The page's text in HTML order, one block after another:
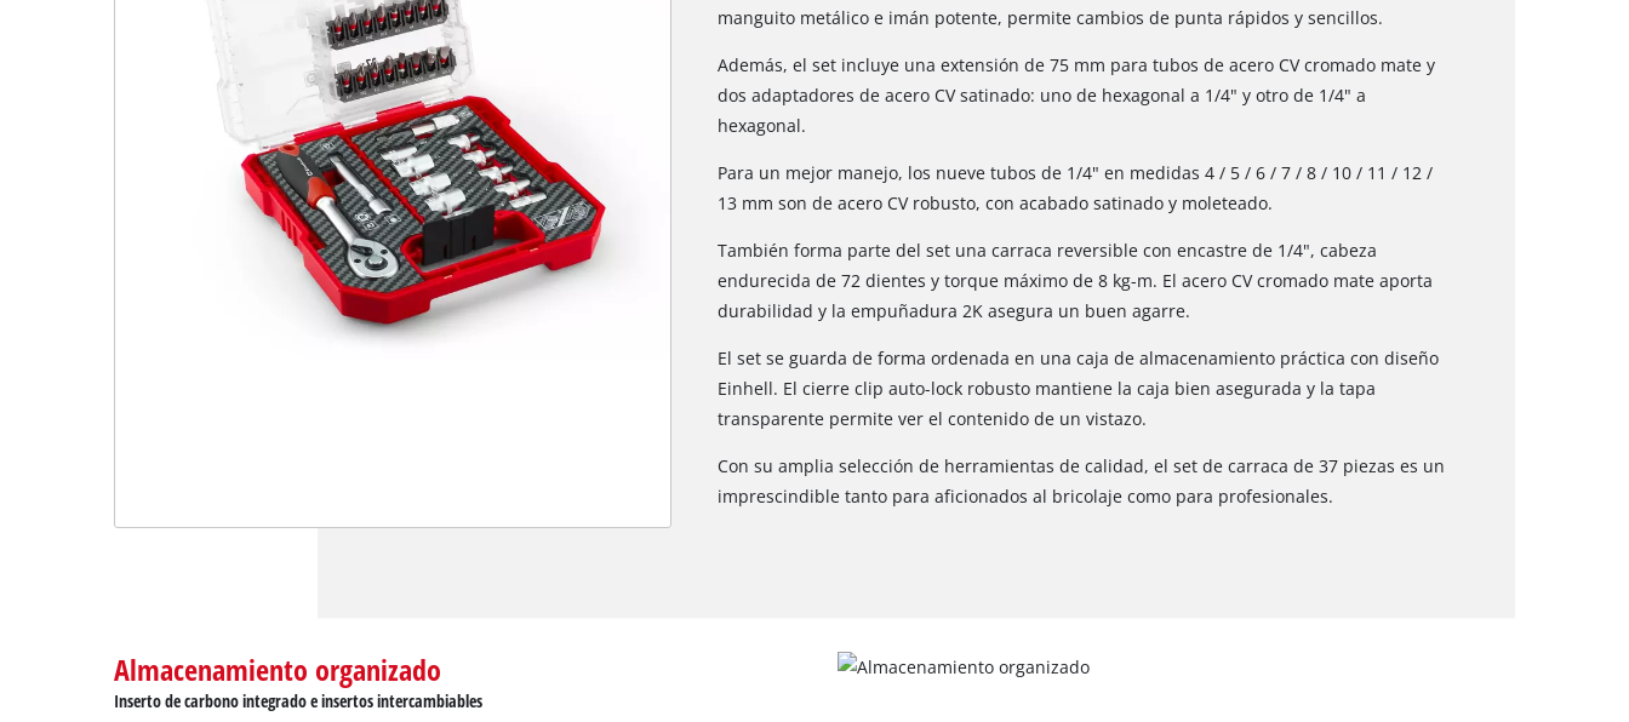
manguito metálico e imán potente, permite cambios de punta rápidos y sencillos.
Además, el set incluye una extensión de 75 mm para tubos de acero CV cromado mate y
dos adaptadores de acero CV satinado: uno de hexagonal a 1/4" y otro de 1/4" a
hexagonal.
Para un mejor manejo, los nueve tubos de 1/4" en medidas 4 / 5 / 6 / 7 / 8 / 10 / 11 / 12 /
13 mm son de acero CV robusto, con acabado satinado y moleteado.
También forma parte del set una carraca reversible con encastre de 1/4", cabeza
endurecida de 72 dientes y torque máximo de 8 kg-m. El acero CV cromado mate aporta
durabilidad y la empuñadura 2K asegura un buen agarre.
El set se guarda de forma ordenada en una caja de almacenamiento práctica con diseño
Einhell. El cierre clip auto-lock robusto mantiene la caja bien asegurada y la tapa
transparente permite ver el contenido de un vistazo.
Con su amplia selección de herramientas de calidad, el set de carraca de 37 piezas es un
imprescindible tanto para aficionados al bricolaje como para profesionales.
Almacenamiento organizado
Inserto de carbono integrado e insertos intercambiables